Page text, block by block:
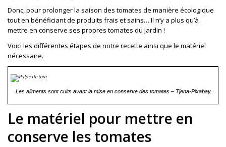
Donc, pour prolonger la saison des tomates de manière écologique
tout en bénéficiant de produits frais et sains… Il n’y a plus qu’à
mettre en conserve ses propres tomates du jardin !
Voici les différentes étapes de notre recette ainsi que le matériel
nécessaire.
Les aliments sont cuits avant la mise en conserve des tomates – Tjena-Pixabay
Le matériel pour mettre en
conserve les tomates